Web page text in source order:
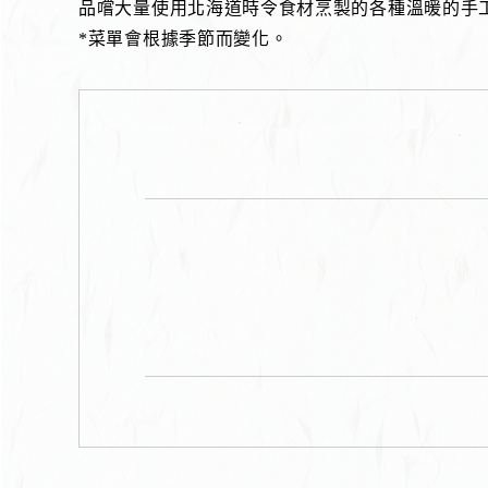
品嚐大量使用北海道時令食材烹製的各種溫暖的手
*菜單會根據季節而變化。